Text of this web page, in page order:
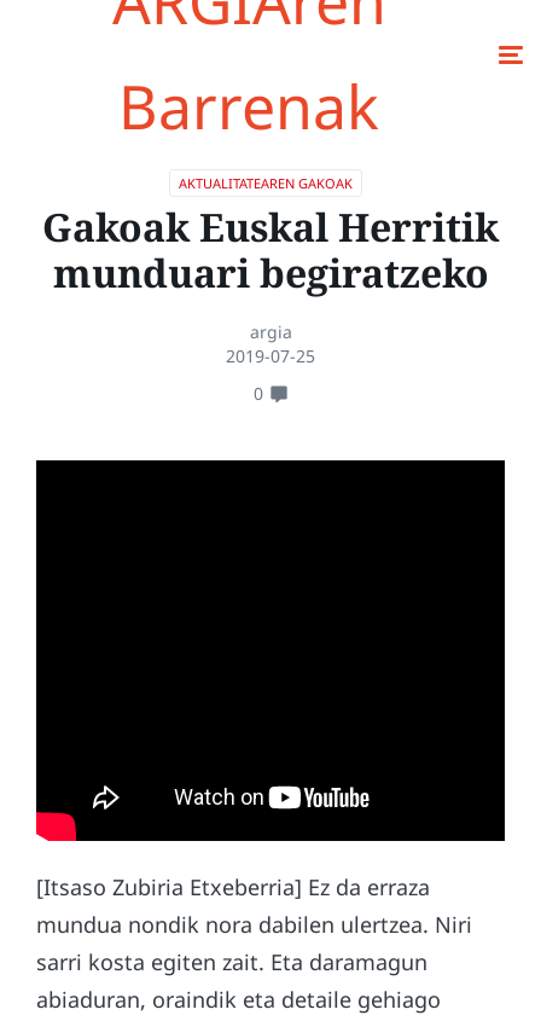
Barrenak
AKTUALITATEAREN GAKOAK
Gakoak Euskal Herritik
munduari begiratzeko
argia
2019-07-25
0
[Itsaso Zubiria Etxeberria] Ez da erraza
mundua nondik nora dabilen ulertzea. Niri
sarri kosta egiten zait. Eta daramagun
abiaduran, oraindik eta detaile gehiago